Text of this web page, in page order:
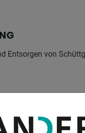
Entsorgen von
Lagern von
in Standardfarbe